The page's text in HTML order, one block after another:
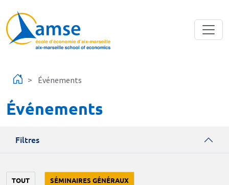
Événements
Événements
Filtres
TOUT SÉMINAIRES GÉNÉRAUX